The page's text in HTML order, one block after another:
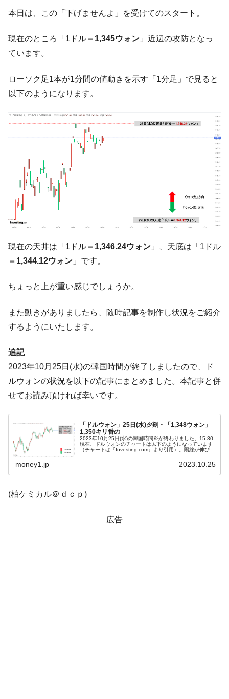
『Money1』
韓国は「中国と同じく」投資に不適格な国
『Money1』
『韓国銀行』が「金の保有量を増やしま
す」⇒「金を経由するドル入手」手段ではないのか？
ル」まで拡大 ⇒ 海外資金の動きに強く左右される状態
『Money1』
韓国･帰ってきた李在明。李在明を支持しな
『Money1』
韓国大統領府ボンクラ政策室長が告発され
た ⇒ 国家が行った恐るべき株価操作であり、空前の国政壟
動」
『Money1』
中国だけが鉄鋼輸出を異常増加させる ⇒ 中
国の過剰生産が世界を蝕む。
『Money1』
韓国製造業「半導体絶好調」のウラで他業
『Money1』
【米韓激突案件】韓国消費者院が『クーパ
ン』1人当たり賠償10万ウォンを認定 ⇒ 総額3兆7,000億
韓国型イージス搭載の次世代駆逐艦
『Money1』
【対日本円】ウォン安が急進！ 日米の協調
に韓国がいっちょがみしたのでは。
『Money1』
は韓国で『BYD』車は売れている。6カ月で対前年同期比
1.9倍！
『Money1』
在韓米国大使スティールが着韓！⇒ さっそ
く空港に詰めかけ「出て行け！」「極右勢力」のプラカー
ドを掲げる「在韓反米勢力」
『Money1』
韓国政府「2035年までに18.4GW規模のAIデ
ータセンター整備」⇒ だから無理だってば。
『Money1』
JPモルガン「韓国レバレッジETFの清算は
ほぼ終わった」
発。
韓国政府「ニセＫ-ブランドを通報しようキ
ャンペーン」⇒ あの名物教授も登場！
本日は、この「下げませんよ」を受けてのスタート。
現在のところ「1ドル＝ 1,345ウォン 」近辺の攻防となっ
ています。
ローソク足1本が1分間の値動きを示す「1分足」で見ると
以下のようになります。
現在の天井は「1ドル＝ 1,346.24ウォン 」、天底は「1ドル
＝ 1,344.12ウォン 」です。
ちょっと上が重い感じでしょうか。
また動きがありましたら、随時記事を制作し状況をご紹介
するようにいたします。
追記
2023年10月25日(水)の韓国時間が終了しましたので、ド
ルウォンの状況を以下の記事にまとめました。本記事と併
せてお読み頂ければ幸いです。
「ドルウォン」25日(水)夕刻・「1,348ウォン」
1,350キリ番の
2023年10月25日(水)の韓国時間※が終わりました。15:30
現在、ドルウォンのチャートは以下のようになっています
（チャートは『Investing.com』より引用）。陽線が伸びま
money1.jp 2023.10.25
(柏ケミカル＠ｄｃｐ)
広告